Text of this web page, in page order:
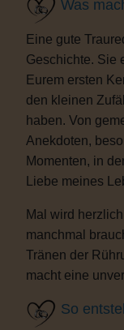
Was
Eine gute
Geschichte. Sie
Eurem ersten
den kleinen
haben. Von
Anekdoten,
Momenten, in
Liebe meines
Mal wird
manchmal
Tränen der
macht eine
So